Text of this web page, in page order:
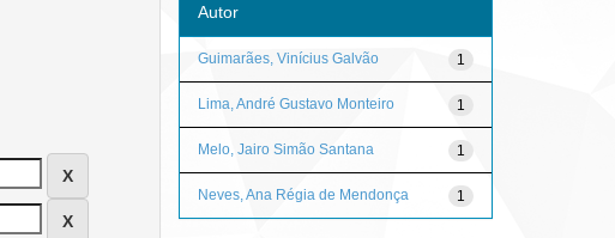
Autor
1
Guimarães, Vinícius Galvão
1
Lima, André Gustavo Monteiro
1
Melo, Jairo Simão Santana
1
Neves, Ana Régia de Mendonça